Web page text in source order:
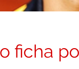
ficha